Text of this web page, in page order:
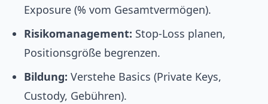
Exposure (% vom Gesamtvermögen).
Risikomanagement: Stop-Loss planen,
Positionsgröße begrenzen.
Bildung: Verstehe Basics (Private Keys,
Custody, Gebühren).